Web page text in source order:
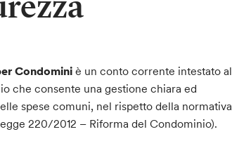
Condominiè un conto corrente intestato al
che consente una gestione chiara ed
spese comuni, nel rispetto della normativa
220/2012 – Riforma del Condominio).